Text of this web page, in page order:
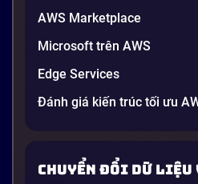
Generative AI là gì?
và ứng dụng cho
Nam 2026
Gần đây, bạn có thể nghe
startup công nghệ. Vấn đề
dường như chỉ được viết cho
AWS Marketplace
Microsoft trên AWS
Edge Services
Đánh giá kiến trúc tối ưu
Chuyển đổi dữ liệu